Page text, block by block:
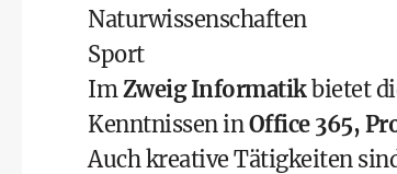
Naturwissenschaften
Sport
ImZweig Informatikbietet
Kenntnissen inOffice 365,
Auch kreative Tätigkeiten